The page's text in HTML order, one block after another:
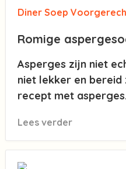
Diner Soep
Romige
Asperges zijn niet
niet lekker en
recept met
Lees verder